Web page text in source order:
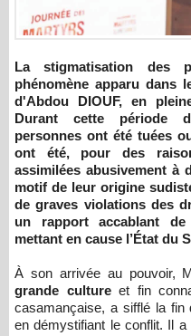
La stigmatisation des populations du Sud est un
phénomène apparu dans
d'Abdou DIOUF, en
Durant cette période
personnes ont été tuées
ont été, pour des
assimilées abusivement à
motif de leur origine
de graves violations des
un rapport accablant de
mettant en cause l’État du
À son arrivée au pouvoir,
grande cultureet fin
casamançaise, a sifflé la fin
en démystifiant le conflit. Il